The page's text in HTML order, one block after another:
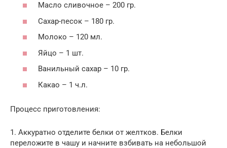
Масло сливочное – 200 гр.
Сахар-песок – 180 гр.
Молоко – 120 мл.
Яйцо – 1 шт.
Ванильный сахар – 10 гр.
Какао – 1 ч.л.
Процесс приготовления:
1. Аккуратно отделите белки от желтков. Белки
переложите в чашу и начните взбивать на небольшой